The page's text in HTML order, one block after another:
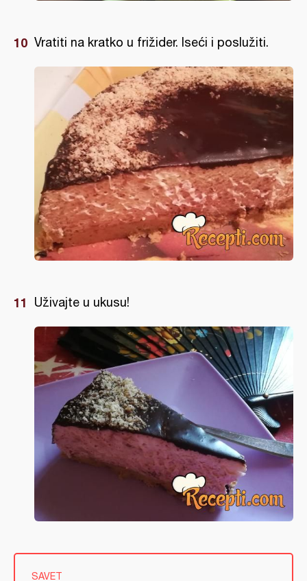
Vratiti na kratko u frižider. Iseći i poslužiti.
Uživajte u ukusu!
SAVET